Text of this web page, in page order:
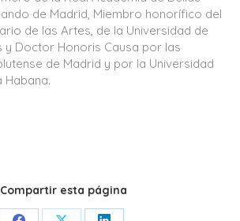
de Madrid, Miembro honorífico del
de las Artes, de la Universidad de
y Doctor Honoris Causa por las
de Madrid y por la Universidad
Habana.
Compartir esta página